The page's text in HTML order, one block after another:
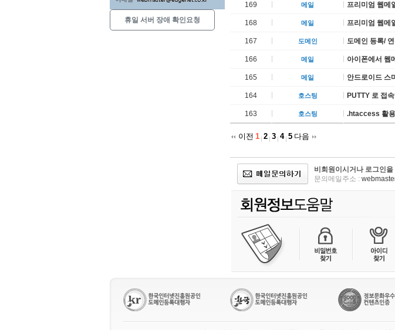
휴일 서버 장애 확인요청
169 메일 프리미엄 웹메
168 메일 프리미엄 웹메
167 도메인 도메인 등록/
166 메일 아이폰에서 웹
165 메일 안드로이드 스
164 호스팅 PUTTY 로 접
163 호스팅 .htaccess 활
이전 1 2 3 4 5 다음
비회원이시거나 로그인
문의메일주소 :